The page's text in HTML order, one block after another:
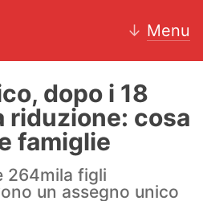
↓ Menu
dopo i 18
riduzione: cosa
famiglie
264mila figli
un assegno unico